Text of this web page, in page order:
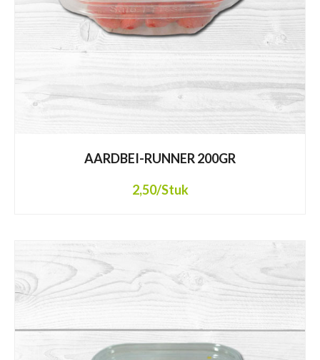
AARDBEI-RUNNER 200GR
2,50/Stuk